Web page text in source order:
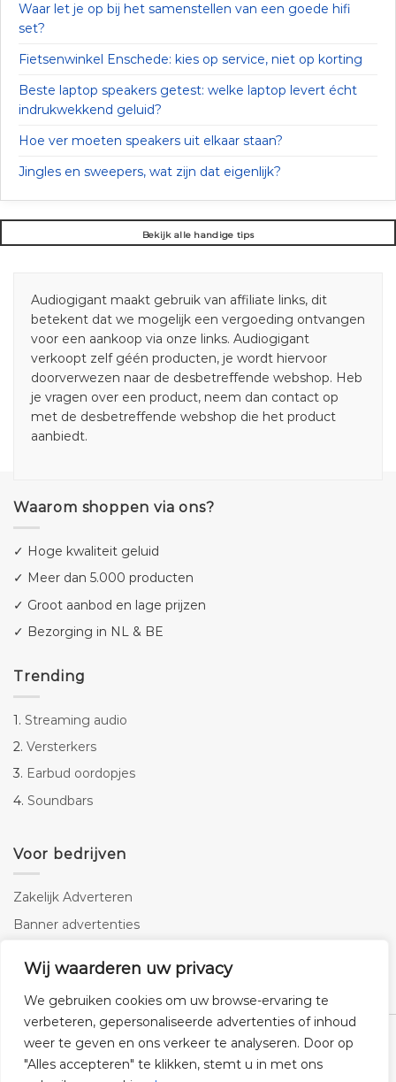
Wij waarderen uw privacy
We gebruiken cookies om uw browse-ervaring te
verbeteren, gepersonaliseerde advertenties of inhoud
weer te geven en ons verkeer te analyseren. Door op
"Alles accepteren" te klikken, stemt u in met ons
Waar let je op bij het samenstellen van een goede hifi
set?
Fietsenwinkel Enschede: kies op service, niet op korting
Beste laptop speakers getest: welke laptop levert écht
indrukwekkend geluid?
Hoe ver moeten speakers uit elkaar staan?
Jingles en sweepers, wat zijn dat eigenlijk?
Bekijk alle handige tips
Audiogigant maakt gebruik van affiliate links, dit
betekent dat we mogelijk een vergoeding ontvangen
voor een aankoop via onze links. Audiogigant
verkoopt zelf géén producten, je wordt hiervoor
doorverwezen naar de desbetreffende webshop. Heb
je vragen over een product, neem dan contact op
met de desbetreffende webshop die het product
aanbiedt.
Waarom shoppen via ons?
✓ Hoge kwaliteit geluid
✓ Meer dan 5.000 producten
✓ Groot aanbod en lage prijzen
✓ Bezorging in NL & BE
Trending
1. Streaming audio
2. Versterkers
3. Earbud oordopjes
4. Soundbars
Voor bedrijven
Zakelijk Adverteren
Banner advertenties
SEO copywriting